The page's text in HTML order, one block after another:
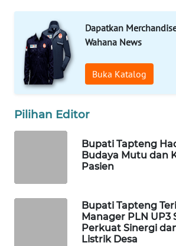
Dapatkan
Wahana News
Buka Katalog
Pilihan Editor
Bupati Tapteng
Budaya Mutu dan
Pasien
Bupati Tapteng
Manager PLN UP3
Perkuat Sinergi
Listrik Desa
WAHANA
PERSONA
WAHANA
OTOMOTIF
HEALTH
LAPAK